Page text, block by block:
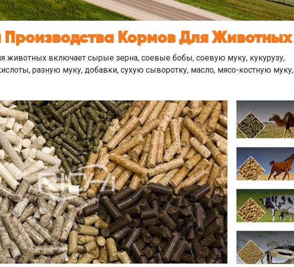
Кормов Для Животных
животных включает сырые зерна, соевые бобы, соевую муку, кукурузу,
разную муку, добавки, сухую сыворотку, масло, мясо-костную муку,